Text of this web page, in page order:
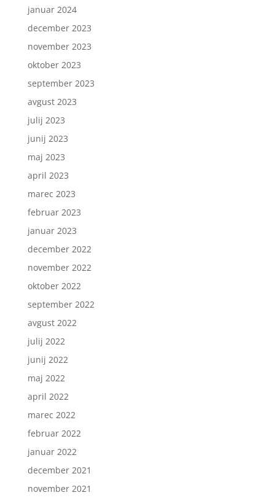
januar 2024
december 2023
november 2023
oktober 2023
september 2023
avgust 2023
julij 2023
junij 2023
maj 2023
april 2023
marec 2023
februar 2023
januar 2023
december 2022
november 2022
oktober 2022
september 2022
avgust 2022
julij 2022
junij 2022
maj 2022
april 2022
marec 2022
februar 2022
januar 2022
december 2021
november 2021